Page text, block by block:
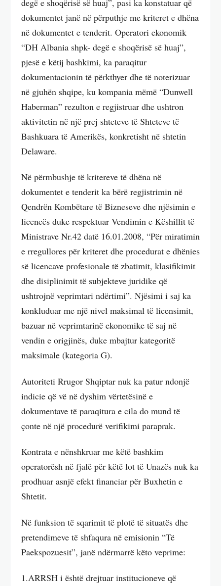
degë e shoqërisë së huaj”, pasi ka konstatuar që
dokumentet janë në përputhje me kriteret e dhëna
në dokumentet e tenderit. Operatori ekonomik
“DH Albania shpk- degë e shoqërisë së huaj”,
pjesë e këtij bashkimi, ka paraqitur
dokumentacionin të përkthyer dhe të noterizuar
në gjuhën shqipe, ku kompania mëmë “Dunwell
Haberman” rezulton e regjistruar dhe ushtron
aktivitetin në një prej shteteve të Shteteve të
Bashkuara të Amerikës, konkretisht në shtetin
Delaware.
Në përmbushje të kritereve të dhëna në
dokumentet e tenderit ka bërë regjistrimin në
Qendrën Kombëtare të Bizneseve dhe njësimin e
licencës duke respektuar Vendimin e Këshillit të
Ministrave Nr.42 datë 16.01.2008, “Për miratimin
e rregullores për kriteret dhe procedurat e dhënies
së licencave profesionale të zbatimit, klasifikimit
dhe disiplinimit të subjekteve juridike që
ushtrojnë veprimtari ndërtimi”. Njësimi i saj ka
konkluduar me një nivel maksimal të licensimit,
bazuar në veprimtarinë ekonomike të saj në
vendin e origjinës, duke mbajtur kategoritë
maksimale (kategoria G).
Autoriteti Rrugor Shqiptar nuk ka patur ndonjë
indicie që vë në dyshim vërtetësinë e
dokumentave të paraqitura e cila do mund të
çonte në një procedurë verifikimi paraprak.
Kontrata e nënshkruar me këtë bashkim
operatorësh në fjalë për këtë lot të Unazës nuk ka
prodhuar asnjë efekt financiar për Buxhetin e
Shtetit.
Në funksion të sqarimit të plotë të situatës dhe
pretendimeve të shfaqura në emisionin “Të
Paekspozuesit”, janë ndërmarrë këto veprime:
1.ARRSH i është drejtuar institucioneve që